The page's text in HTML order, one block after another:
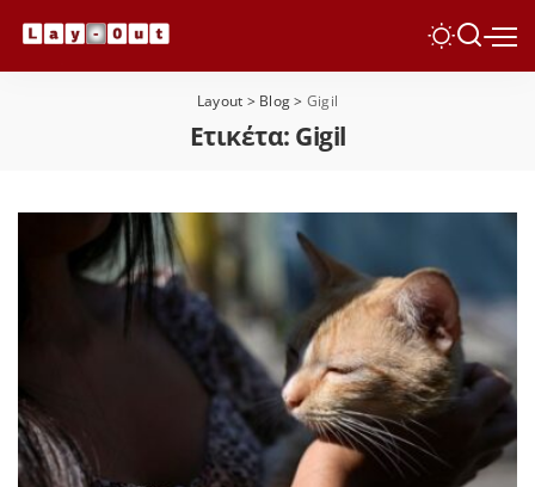
Layout > Blog> Gigil
Ετικέτα: Gigil